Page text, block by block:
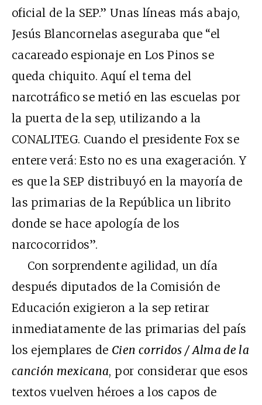
oficial de la SEP.” Unas líneas más abajo,
Jesús Blancornelas aseguraba que “el
cacareado espionaje en Los Pinos se
queda chiquito. Aquí el tema del
narcotráfico se metió en las escuelas por
la puerta de la sep, utilizando a la
CONALITEG. Cuando el presidente Fox se
entere verá: Esto no es una exageración. Y
es que la SEP distribuyó en la mayoría de
las primarias de la República un librito
donde se hace apología de los
narcocorridos”.
Con sorprendente agilidad, un día
después diputados de la Comisión de
Educación exigieron a la sep retirar
inmediatamente de las primarias del país
los ejemplares de Cien corridos / Alma de la
canción mexicana, por considerar que esos
textos vuelven héroes a los capos de